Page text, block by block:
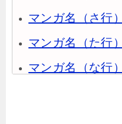
マンガ名（さ行）
マンガ名（た行）
マンガ名（な行）